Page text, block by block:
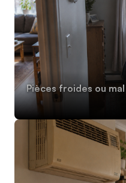
Pièces froides ou